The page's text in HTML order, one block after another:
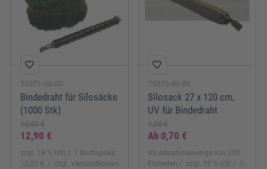
75371-00-00
Bindedraht für Silosäcke
(1000 Stk)
15,50 €
12,90 €
zzgl. 19 % USt
1 Bruttopreis:
15,35 €
zzgl. Versandkosten
75370-00-00
Silosack 27 x 120 cm,
UV für Bindedraht
1,00 €
Ab 0,70 €
Ab Abnahmemenge von 200
Einheiten
zzgl. 19 % USt
1